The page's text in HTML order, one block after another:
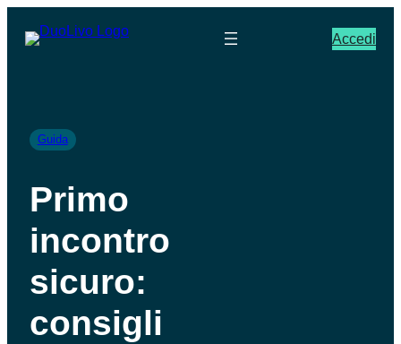
Accedi
Guida
Primo
incontro
sicuro:
consigli